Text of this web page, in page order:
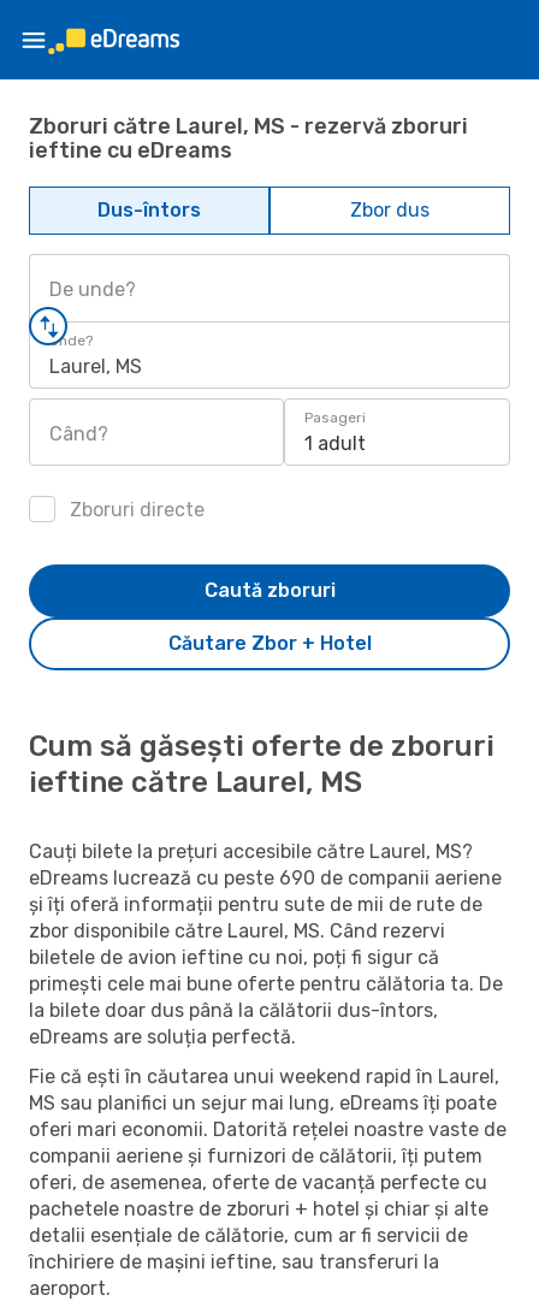
Zboruri către Laurel, MS - rezervă zboruri
ieftine cu eDreams
Dus-întors Zbor dus
De unde?
Unde?
Laurel, MS
Când?
Pasageri
1 adult
Zboruri directe
Căutare Zbor + Hotel
Caută zboruri
Cum să găsești oferte de zboruri
ieftine către Laurel, MS
Cauți bilete la prețuri accesibile către Laurel, MS?
eDreams lucrează cu peste 690 de companii aeriene
și îți oferă informații pentru sute de mii de rute de
zbor disponibile către Laurel, MS. Când rezervi
biletele de avion ieftine cu noi, poți fi sigur că
primești cele mai bune oferte pentru călătoria ta. De
la bilete doar dus până la călătorii dus-întors,
eDreams are soluția perfectă.
Fie că ești în căutarea unui weekend rapid în Laurel,
MS sau planifici un sejur mai lung, eDreams îți poate
oferi mari economii. Datorită rețelei noastre vaste de
companii aeriene și furnizori de călătorii, îți putem
oferi, de asemenea, oferte de vacanță perfecte cu
pachetele noastre de zboruri + hotel și chiar și alte
detalii esențiale de călătorie, cum ar fi servicii de
închiriere de mașini ieftine, sau transferuri la
aeroport.